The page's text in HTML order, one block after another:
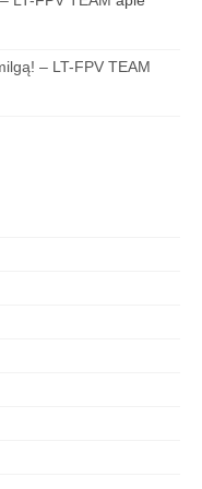
– LT-FPV TEAM